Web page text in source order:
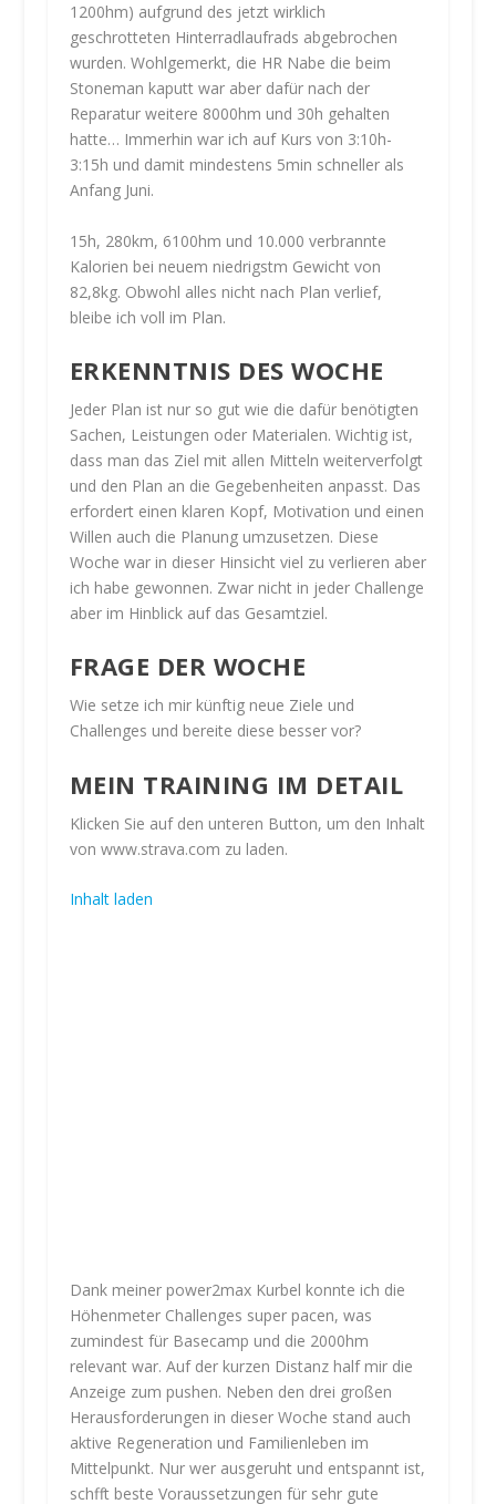
1200hm) aufgrund des jetzt wirklich
geschrotteten Hinterradlaufrads abgebrochen
wurden. Wohlgemerkt, die HR Nabe die beim
Stoneman kaputt war aber dafür nach der
Reparatur weitere 8000hm und 30h gehalten
hatte… Immerhin war ich auf Kurs von 3:10h-
3:15h und damit mindestens 5min schneller als
Anfang Juni.
15h, 280km, 6100hm und 10.000 verbrannte
Kalorien bei neuem niedrigstm Gewicht von
82,8kg. Obwohl alles nicht nach Plan verlief,
bleibe ich voll im Plan.
ERKENNTNIS DES WOCHE
Jeder Plan ist nur so gut wie die dafür benötigten
Sachen, Leistungen oder Materialen. Wichtig ist,
dass man das Ziel mit allen Mitteln weiterverfolgt
und den Plan an die Gegebenheiten anpasst. Das
erfordert einen klaren Kopf, Motivation und einen
Willen auch die Planung umzusetzen. Diese
Woche war in dieser Hinsicht viel zu verlieren aber
ich habe gewonnen. Zwar nicht in jeder Challenge
aber im Hinblick auf das Gesamtziel.
FRAGE DER WOCHE
Wie setze ich mir künftig neue Ziele und
Challenges und bereite diese besser vor?
MEIN TRAINING IM DETAIL
Klicken Sie auf den unteren Button, um den Inhalt
von www.strava.com zu laden.
Inhalt laden
Dank meiner power2max Kurbel konnte ich die
Höhenmeter Challenges super pacen, was
zumindest für Basecamp und die 2000hm
relevant war. Auf der kurzen Distanz half mir die
Anzeige zum pushen. Neben den drei großen
Herausforderungen in dieser Woche stand auch
aktive Regeneration und Familienleben im
Mittelpunkt. Nur wer ausgeruht und entspannt ist,
schfft beste Voraussetzungen für sehr gute